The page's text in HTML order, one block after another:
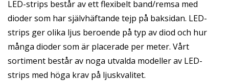
LED-strips består av ett flexibelt band/remsa med
dioder som har självhäftande tejp på baksidan. LED-
strips ger olika ljus beroende på typ av diod och hur
många dioder som är placerade per meter. Vårt
sortiment består av noga utvalda modeller av LED-
strips med höga krav på ljuskvalitet.